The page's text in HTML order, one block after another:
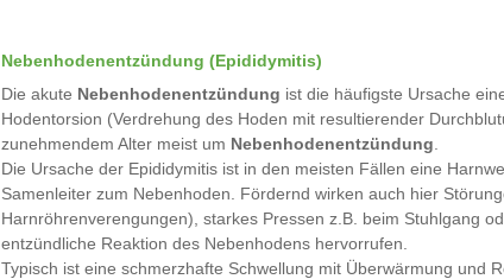
Nebenhodenentzündung (Epididymitis)
Die akute Nebenhodenentzündung ist die häufigste Ursache
Hodentorsion (Verdrehung des Hoden mit resultierender
zunehmendem Alter meist um Nebenhodenentzündung
Die Ursache der Epididymitis ist in den meisten Fällen eine
Samenleiter zum Nebenhoden. Fördernd wirken auch hier
Harnröhrenverengungen), starkes Pressen z.B. beim Stuhlgang
entzündliche Reaktion des Nebenhodens hervorrufen.
Typisch ist eine schmerzhafte Schwellung mit Überwärmung und